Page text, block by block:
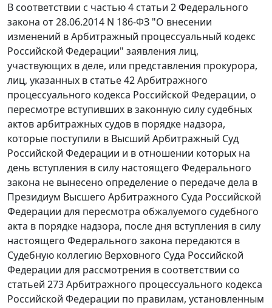
В соответствии с частью 4 статьи 2Федерального
закона от 28.06.2014 N 186-ФЗ "О внесении
изменений в Арбитражный процессуальный кодекс
Российской Федерации" заявления лиц,
участвующих в деле, или представления прокурора,
лиц, указанных в статье 42Арбитражного
процессуального кодекса Российской Федерации, о
пересмотре вступивших в законную силу судебных
актов арбитражных судов в порядке надзора,
которые поступили в Высший Арбитражный Суд
Российской Федерации и в отношении которых на
день вступления в силу настоящего Федерального
закона не вынесено определение о передаче дела в
Президиум Высшего Арбитражного Суда Российской
Федерации для пересмотра обжалуемого судебного
акта в порядке надзора, после дня вступления в силу
настоящего Федерального закона передаются в
Судебную коллегию Верховного Суда Российской
Федерации для рассмотрения в соответствии со
статьей 273Арбитражного процессуального кодекса
Российской Федерации по правилам, установленным